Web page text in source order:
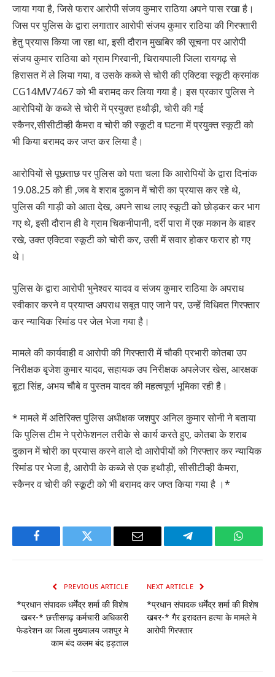
जाया गया है, जिसे फरार आरोपी संजय कुमार राठिया अपने पास रखा है।
जिस पर पुलिस के द्वारा लगातार आरोपी संजय कुमार राठिया की गिरफ्तारी
हेतु प्रयास किया जा रहा था, इसी दौरान मुखबिर की सूचना पर आरोपी
संजय कुमार राठिया को ग्राम गिरवानी, चिरायपाली जिला रायगढ़ से
हिरासत में ले लिया गया, व उसके कब्जे से चोरी की एक्टिवा स्कूटी क्रमांक
CG14MV7467 को भी बरामद कर लिया गया है। इस प्रकार पुलिस ने
आरोपियों के कब्जे से चोरी में प्रयुक्त हथौड़ी, चोरी की गई
स्कैनर,सीसीटीव्ही कैमरा व चोरी की स्कूटी व घटना में प्रयुक्त स्कूटी को
भी किया बरामद कर जप्त कर लिया है।
आरोपियों से पूछताछ पर पुलिस को पता चला कि आरोपियों के द्वारा दिनांक
19.08.25 को ही ,जब वे शराब दुकान में चोरी का प्रयास कर रहे थे,
पुलिस की गाड़ी को आता देख, अपने साथ लाए स्कूटी को छोड़कर कर भाग
गए थे, इसी दौरान ही वे ग्राम चिकनीपानी, दर्री पारा में एक मकान के बाहर
रखे, उक्त एक्टिवा स्कूटी को चोरी कर, उसी में सवार होकर फरार हो गए
थे।
पुलिस के द्वारा आरोपी भुनेश्वर यादव व संजय कुमार राठिया के अपराध
स्वीकार करने व प्रयाप्त अपराध सबूत पाए जाने पर, उन्हें विधिवत गिरफ्तार
कर न्यायिक रिमांड पर जेल भेजा गया है।
मामले की कार्यवाही व आरोपी की गिरफ्तारी में चौकी प्रभारी कोतबा उप
निरीक्षक बृजेश कुमार यादव, सहायक उप निरीक्षक अपलेजर खेस, आरक्षक
बूटा सिंह, अभय चौबे व पुस्तम यादव की महत्वपूर्ण भूमिका रही है।
* मामले में अतिरिक्त पुलिस अधीक्षक जशपुर अनिल कुमार सोनी ने बताया
कि पुलिस टीम ने प्रोफेशनल तरीके से कार्य करते हुए, कोतबा के शराब
दुकान में चोरी का प्रयास करने वाले दो आरोपीयों को गिरफ्तार कर न्यायिक
रिमांड पर भेजा है, आरोपी के कब्जे से एक हथौड़ी, सीसीटीव्ही कैमरा,
स्कैनर व चोरी की स्कूटी को भी बरामद कर जप्त किया गया है ।*
Facebook Twitter Email Telegram
PREVIOUS ARTICLE
*प्रधान संपादक धर्मेंद्र शर्मा की विशेष
खबर-* छत्तीसगढ़ कर्मचारी अधिकारी
फेडरेशन का जिला मुख्यालय जशपुर मे
काम बंद कलम बंद हड़ताल
NEXT ARTICLE
*प्रधान संपादक धर्मेंद्र शर्मा की विशेष
खबर-* गैर इरादतन हत्या के मामले मे
आरोपी गिरफ्तार